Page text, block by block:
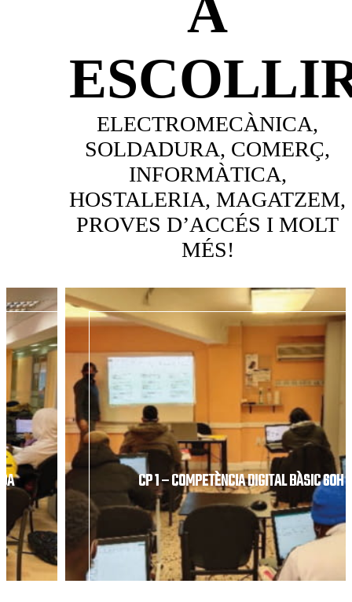
A
ELECTROMECÀNICA,
SOLDADURA, COMERÇ,
INFORMÀTICA,
HOSTALERIA, MAGATZEM,
PROVES D’ACCÉS I MOLT
MÉS!
AVANÇAT 60H PFI - AUXILIAR DE MANTENIMENT I